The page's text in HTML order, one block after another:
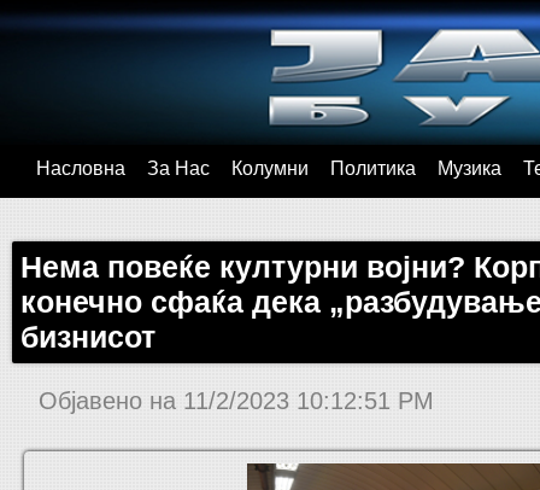
Насловна За Нас Колумни Политика Музика
Нема повеќе културни војни?
конечно сфаќа дека
бизнисот
Објавено на 11/2/2023 10:12:51 PM